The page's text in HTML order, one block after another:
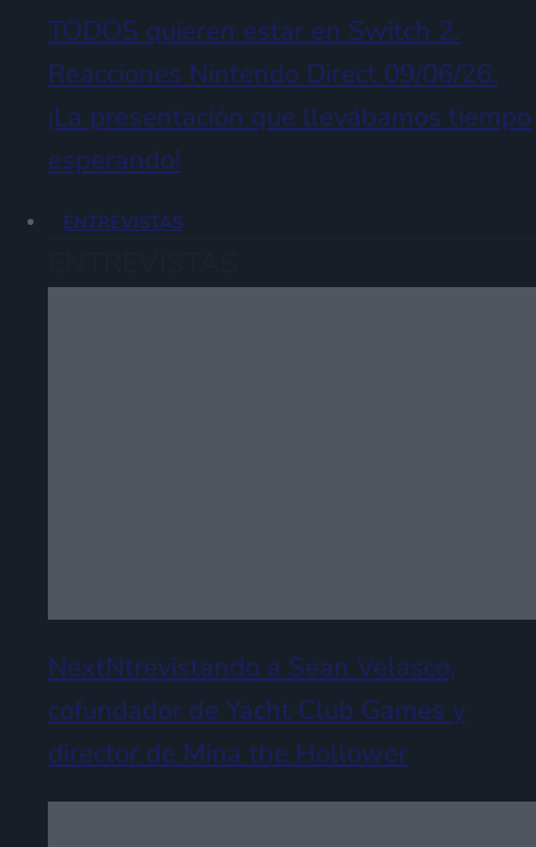
TODOS quieren estar en Switch 2.
Reacciones Nintendo Direct 09/06/26.
¡La presentación que llevábamos tiempo
esperando!
ENTREVISTAS
NextNtrevistando a Sean Velasco,
cofundador de Yacht Club Games y
director de Mina the Hollower